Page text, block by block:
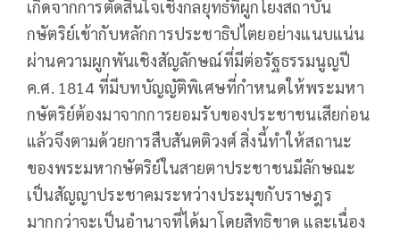
เกิดจากการตัดสินใจเชิงกลยุทธ์ที่ผูกโยงสถาบัน
กษัตริย์เข้ากับหลักการประชาธิปไตยอย่างแนบแน่น
ผ่านความผูกพันเชิงสัญลักษณ์ที่มีต่อรัฐธรรมนูญปี
ค.ศ. 1814 ที่มีบทบัญญัติพิเศษที่กำหนดให้พระมหา
กษัตริย์ต้องมาจากการยอมรับของประชาชนเสียก่อน
แล้วจึงตามด้วยการสืบสันตติวงศ์ สิ่งนี้ทำให้สถานะ
ของพระมหากษัตริย์ในสายตาประชาชนมีลักษณะ
เป็นสัญญาประชาคมระหว่างประมุขกับราษฎร
มากกว่าจะเป็นอำนาจที่ได้มาโดยสิทธิขาด และเนื่อง